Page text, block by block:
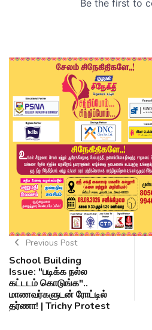
Previous Post
School Building
Issue: "படிக்க நல்ல
கட்டடம் கொடுங்க"..
மாணவர்களுடன் ரோட்டில்
தர்ணா! | Trichy Protest